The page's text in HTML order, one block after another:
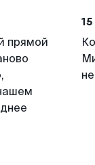
прямой
15